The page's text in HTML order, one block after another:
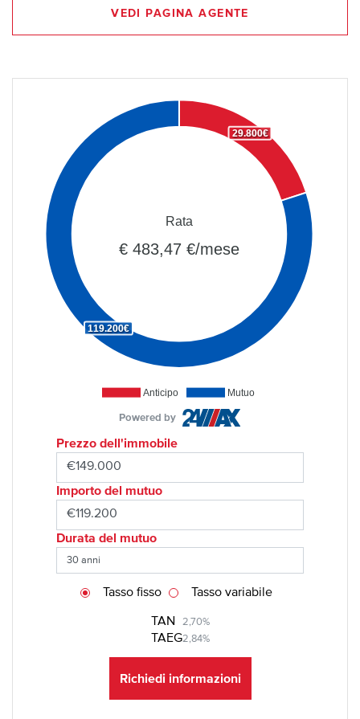
VEDI PAGINA AGENTE
Anticipo Mutuo
29.800€
119.200€
Rata
€ 483,47 €/mese
Powered by
Prezzo dell'immobile
Importo del mutuo
Durata del mutuo
TAN 2,70%
TAEG2,84%
Tasso fisso Tasso variabile
Richiedi informazioni